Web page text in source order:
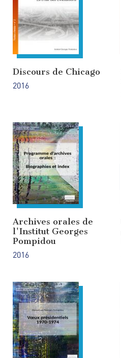
Discours de Chicago
2016
Archives orales de
l'Institut Georges
Pompidou
2016